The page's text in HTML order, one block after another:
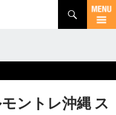
ントレ沖縄 ス